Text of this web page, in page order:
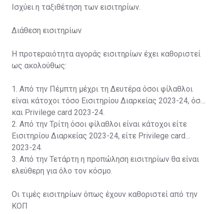
Ισχύει η ταξιθέτηση των εισιτηρίων.
Διάθεση εισιτηρίων
Η προτεραιότητα αγοράς εισιτηρίων έχει καθοριστεί
ως ακολούθως:
1. Από την Πέμπτη μέχρι τη Δευτέρα όσοι φίλαθλοι
είναι κάτοχοι τόσο Εισιτηρίου Διαρκείας 2023-24, όσο
και Privilege card 2023-24.
2. Από την Τρίτη όσοι φίλαθλοι είναι κάτοχοι είτε
Εισιτηρίου Διαρκείας 2023-24, είτε Privilege card
2023-24.
3. Από την Τετάρτη η προπώληση εισιτηρίων θα είναι
ελεύθερη για όλο τον κόσμο.
Οι τιμές εισιτηρίων όπως έχουν καθοριστεί από την
ΚΟΠ